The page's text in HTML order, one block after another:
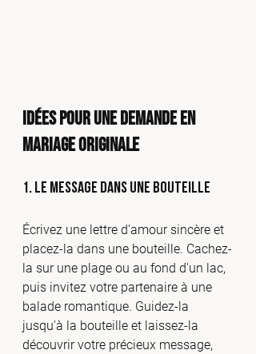
Idées pour une Demande en
Mariage Originale
1. Le Message dans une Bouteille
Écrivez une lettre d'amour sincère et
placez-la dans une bouteille. Cachez-
la sur une plage ou au fond d'un lac,
puis invitez votre partenaire à une
balade romantique. Guidez-la
jusqu'à la bouteille et laissez-la
découvrir votre précieux message,